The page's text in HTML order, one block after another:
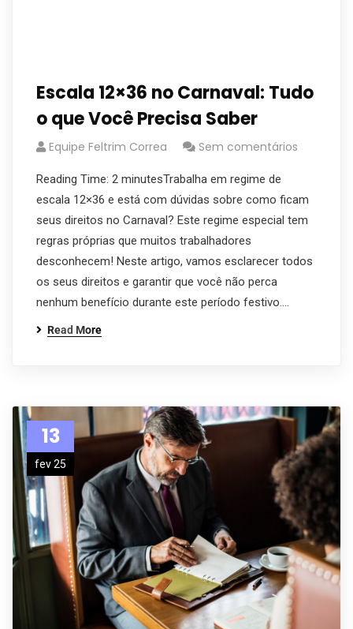
Escala 12×36 no Carnaval: Tudo
o que Você Precisa Saber
Equipe Feltrim Correa Sem comentários
Reading Time: 2 minutesTrabalha em regime de
escala 12×36 e está com dúvidas sobre como ficam
seus direitos no Carnaval? Este regime especial tem
regras próprias que muitos trabalhadores
desconhecem! Neste artigo, vamos esclarecer todos
os seus direitos e garantir que você não perca
nenhum benefício durante este período festivo.…
Read More
13
fev 25